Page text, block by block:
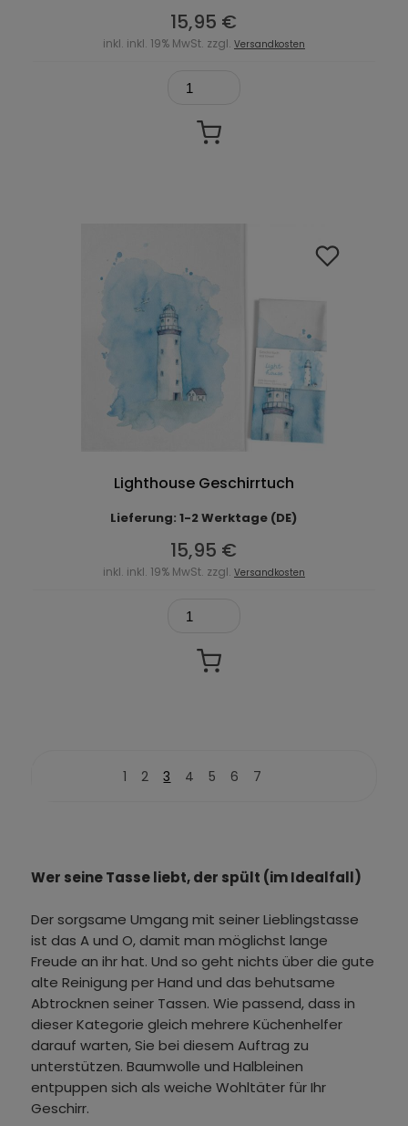
15,95 €
inkl. inkl. 19% MwSt. zzgl. Versandkosten
Lighthouse Geschirrtuch
Lieferung: 1-2 Werktage (DE)
15,95 €
inkl. inkl. 19% MwSt. zzgl. Versandkosten
1 2 3 4 5 6 7
Wer seine Tasse liebt, der spült (im Idealfall)
Der sorgsame Umgang mit seiner Lieblingstasse
ist das A und O, damit man möglichst lange
Freude an ihr hat. Und so geht nichts über die gute
alte Reinigung per Hand und das behutsame
Abtrocknen seiner Tassen. Wie passend, dass in
dieser Kategorie gleich mehrere Küchenhelfer
darauf warten, Sie bei diesem Auftrag zu
unterstützen. Baumwolle und Halbleinen
entpuppen sich als weiche Wohltäter für Ihr
Geschirr.